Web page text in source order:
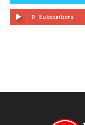
0 Subscribers